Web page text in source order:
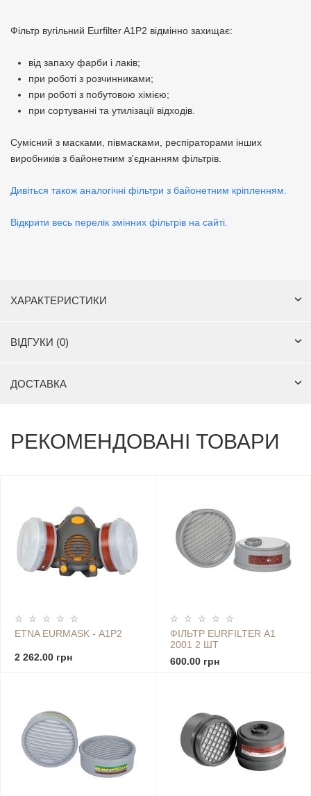
Фільтр вугільний Eurfilter A1P2 відмінно захищає:
від запаху фарби і лаків;
при роботі з розчинниками;
при роботі з побутовою хімією;
при сортуванні та утилізації відходів.
Сумісний з масками, півмасками, респіраторами інших
виробників з байонетним з'єднанням фільтрів.
Дивіться також аналогічні фільтри з байонетним кріпленням.
Відкрити весь перелік змінних фільтрів на сайті.
ХАРАКТЕРИСТИКИ
ВІДГУКИ (0)
ДОСТАВКА
РЕКОМЕНДОВАНІ ТОВАРИ
ETNA EURMASK - А1Р2
2 262.00 грн
ФІЛЬТР EURFILTER А1
2001 2 ШТ
600.00 грн